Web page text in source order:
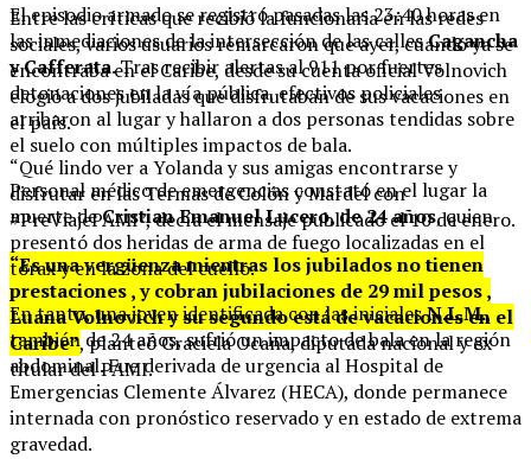
Entre las críticas que recibió la funcionaria en las redes
sociales, varios usuarios remarcaron que ayer, cuando ya se
encontraba en el Caribe, desde su cuenta oficial Volnovich
elogió a dos jubiladas que disfrutaban de sus vacaciones en
el país.
“Qué lindo ver a Yolanda y sus amigas encontrarse y
disfrutar en las Termas de Colón y Mardel con
#PreViajePAMI”, decía el mensaje publicado el 10 de enero.
“Es una vergüenza mientras los jubilados no tienen
prestaciones , y cobran jubilaciones de 29 mil pesos ,
Luana Volnovich y su segundo está de vacaciones en el
Caribe”, planteó Graciela Ocaña, diputada nacional y ex
titular del PAMI.
El episodio armado se registró pasadas las 23:40 horas en
las inmediaciones de la intersección de las callesCagancha
y Cafferata. Tras recibir alertas al 911 por fuertes
detonaciones en la vía pública, efectivos policiales
arribaron al lugar y hallaron a dos personas tendidas sobre
el suelo con múltiples impactos de bala.
Personal médico de emergencias constató en el lugar la
muerte deCristian Emanuel Lucero, de 24 años, quien
presentó dos heridas de arma de fuego localizadas en el
tórax y en la zona del cuello.
En tanto, una joven identificada con las inicialesN.L.M.,
también de 24 años, sufrió un impacto de bala en la región
abdominal. Fue derivada de urgencia al Hospital de
Emergencias Clemente Álvarez (HECA), donde permanece
internada con pronóstico reservado y en estado de extrema
gravedad.